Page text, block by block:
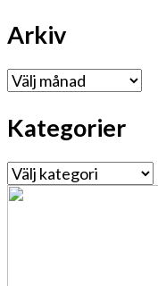
Arkiv
Arkiv
Kategorier
Kategorier